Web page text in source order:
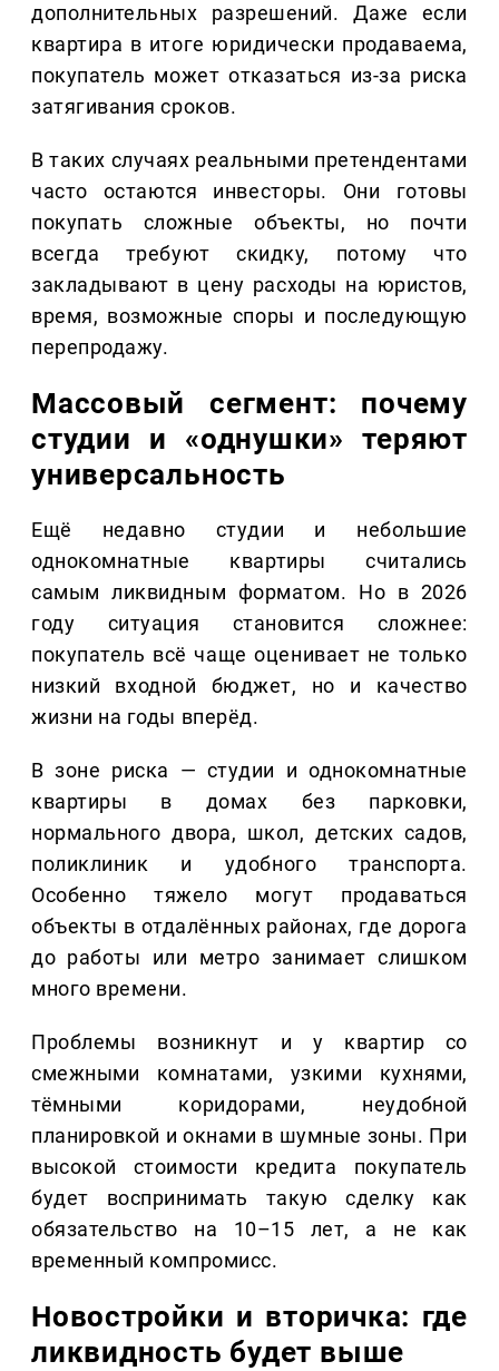
дополнительных разрешений. Даже если
квартира в итоге юридически продаваема,
покупатель может отказаться из-за риска
затягивания сроков.
В таких случаях реальными претендентами
часто остаются инвесторы. Они готовы
покупать сложные объекты, но почти
всегда требуют скидку, потому что
закладывают в цену расходы на юристов,
время, возможные споры и последующую
перепродажу.
Массовый сегмент: почему
студии и «однушки» теряют
универсальность
Ещё недавно студии и небольшие
однокомнатные квартиры считались
самым ликвидным форматом. Но в 2026
году ситуация становится сложнее:
покупатель всё чаще оценивает не только
низкий входной бюджет, но и качество
жизни на годы вперёд.
В зоне риска — студии и однокомнатные
квартиры в домах без парковки,
нормального двора, школ, детских садов,
поликлиник и удобного транспорта.
Особенно тяжело могут продаваться
объекты в отдалённых районах, где дорога
до работы или метро занимает слишком
много времени.
Проблемы возникнут и у квартир со
смежными комнатами, узкими кухнями,
тёмными коридорами, неудобной
планировкой и окнами в шумные зоны. При
высокой стоимости кредита покупатель
будет воспринимать такую сделку как
обязательство на 10–15 лет, а не как
временный компромисс.
Новостройки и вторичка: где
ликвидность будет выше